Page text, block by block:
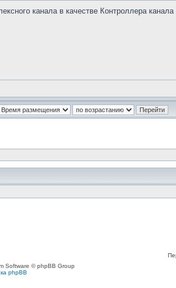
канала в качестве Контроллера
Software © phpBB Group
phpBB